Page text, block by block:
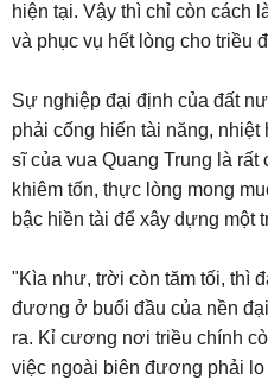
hiện tại. Vậy thì chỉ còn cách
và phục vụ hết lòng cho triều
Sự nghiệp đại định của đất
phải cống hiến tài năng,
sĩ của vua Quang Trung là
khiêm tốn, thực lòng mong
bậc hiền tài để xây dựng một
"Kìa như, trời còn tăm tối, thì
đương ở buổi đầu của nền
ra. Kỉ cương nơi triều chính
việc ngoài biên đương phải